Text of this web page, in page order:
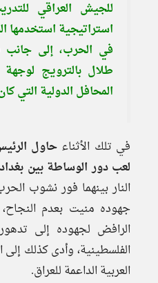
للجيش العراقي
استراتيجية استخدمها
في الحرب، إلى جانب
طلال بالترويج
المحافل الدولية التي
في تلك الأثناء حاول
لعب دور الوساطة بين
النار بينهما فور نشوب الحرب
جهوده منيت بعدم
الرافض لجهوده إلى
الفلسطينية، وأدى كذلك
العربية الداعمة للعراق.